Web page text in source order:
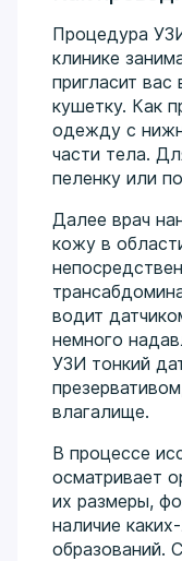
Процедура
клинике
пригласит вас
кушетку. Как
одежду с
части тела.
пеленку или
Далее врач
кожу в
водит
немного
УЗИ тонкий
влагалище.
В процессе
осматривает
их размеры,
наличие
образований.